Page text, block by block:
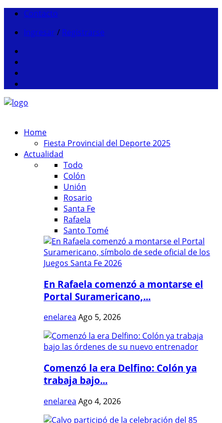
Contacto
Ingresar / Registrarse
Home
Fiesta Provincial del Deporte 2025
Actualidad
Todo
Colón
Unión
Rosario
Santa Fe
Rafaela
Santo Tomé
En Rafaela comenzó a montarse el
Portal Suramericano,...
enelarea Ago 5, 2026
Comenzó la era Delfino: Colón ya
trabaja bajo...
enelarea Ago 4, 2026